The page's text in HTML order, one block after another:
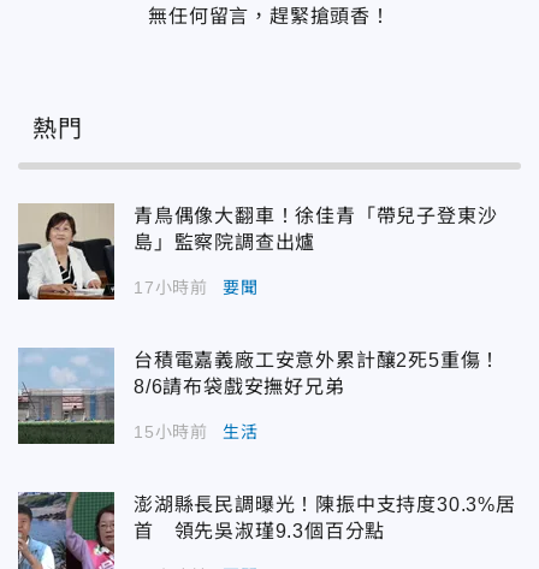
無任何留言，趕緊搶頭香！
熱門
青鳥偶像大翻車！徐佳青「帶兒子登東沙
島」監察院調查出爐
17小時前 要聞
台積電嘉義廠工安意外累計釀2死5重傷！
8/6請布袋戲安撫好兄弟
15小時前 生活
澎湖縣長民調曝光！陳振中支持度30.3%居
首 領先吳淑瑾9.3個百分點